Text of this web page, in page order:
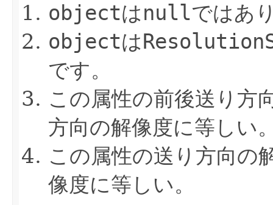
objectはnullではあ
objectは
です。
この属性の前後送り方
方向の解像度に等しい
この属性の送り方向の
像度に等しい。